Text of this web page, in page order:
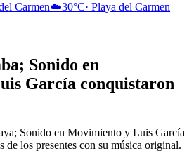
Carmen☁️30°C· Playa del Carmen
Sonido en
García conquistaron
Sonido en Movimiento y Luis García
de los presentes con su música original.